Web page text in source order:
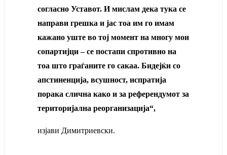
согласно Уставот. И мислам дека тука се
направи грешка и јас тоа им го имам
кажано уште во тој момент на многу мои
сопартијци – се постапи спротивно на
тоа што граѓаните го сакаа. Бидејќи со
апстиненција, всушност, испратија
порака слична како и за референдумот за
територијална реорганизација“,
изјави Димитриевски.